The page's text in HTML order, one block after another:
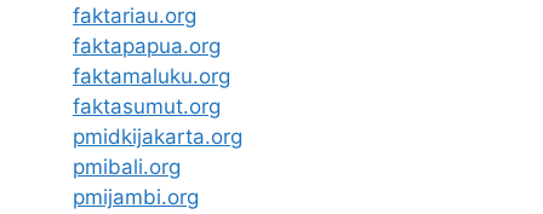
faktariau.org
faktapapua.org
faktamaluku.org
faktasumut.org
pmidkijakarta.org
pmibali.org
pmijambi.org